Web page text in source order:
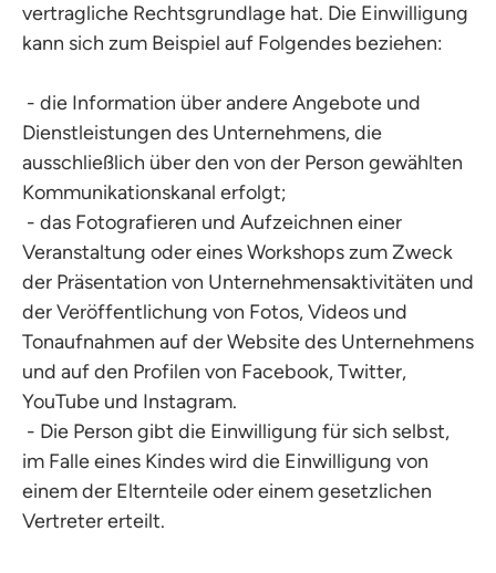
vertragliche Rechtsgrundlage hat. Die Einwilligung
kann sich zum Beispiel auf Folgendes beziehen:
- die Information über andere Angebote und
Dienstleistungen des Unternehmens, die
ausschließlich über den von der Person gewählten
Kommunikationskanal erfolgt;
- das Fotografieren und Aufzeichnen einer
Veranstaltung oder eines Workshops zum Zweck
der Präsentation von Unternehmensaktivitäten und
der Veröffentlichung von Fotos, Videos und
Tonaufnahmen auf der Website des Unternehmens
und auf den Profilen von Facebook, Twitter,
YouTube und Instagram.
- Die Person gibt die Einwilligung für sich selbst,
im Falle eines Kindes wird die Einwilligung von
einem der Elternteile oder einem gesetzlichen
Vertreter erteilt.